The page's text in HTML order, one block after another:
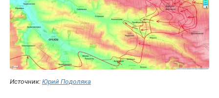
Источник:Юрий Подоляка